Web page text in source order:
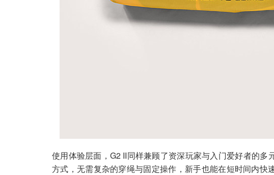
使用体验层面，G2 II同样兼顾了资深玩家与入门爱好者的
方式，无需复杂的穿绳与固定操作，新手也能在短时间内快